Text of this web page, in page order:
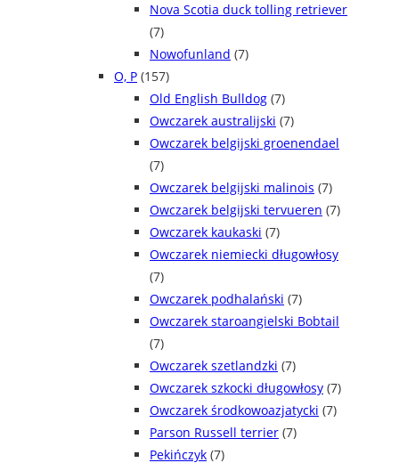
Nova Scotia duck tolling retriever
(7)
Nowofunland (7)
O, P (157)
Old English Bulldog (7)
Owczarek australijski (7)
Owczarek belgijski groenendael
(7)
Owczarek belgijski malinois (7)
Owczarek belgijski tervueren (7)
Owczarek kaukaski (7)
Owczarek niemiecki długowłosy
(7)
Owczarek podhalański (7)
Owczarek staroangielski Bobtail
(7)
Owczarek szetlandzki (7)
Owczarek szkocki długowłosy (7)
Owczarek środkowoazjatycki (7)
Parson Russell terrier (7)
Pekińczyk (7)